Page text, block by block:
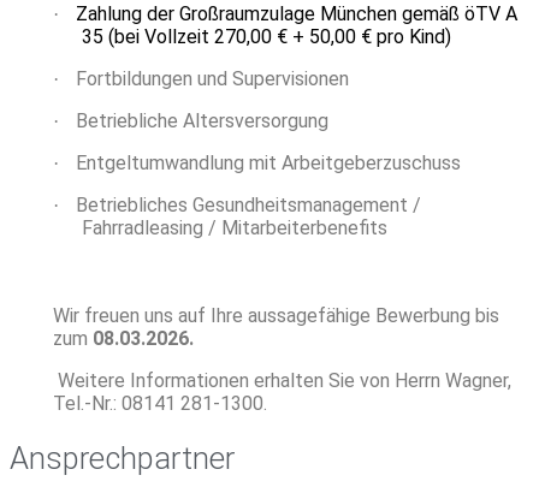
·
Zahlung der Großraumzulage München gemäß öTV A
35 (bei Vollzeit 270,00 € + 50,00 € pro Kind)
· Fortbildungen und Supervisionen
· Betriebliche Altersversorgung
· Entgeltumwandlung mit Arbeitgeberzuschuss
·
Betriebliches Gesundheitsmanagement /
Fahrradleasing / Mitarbeiterbenefits
Wir freuen uns auf Ihre aussagefähige Bewerbung bis
zum 08.03.2026.
Weitere Informationen erhalten Sie von Herrn Wagner,
Tel.-Nr.: 08141 281-1300.
Ansprechpartner